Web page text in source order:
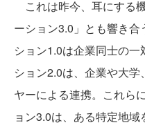
これは昨今、耳にする
ーション3.0」とも響き
ション1.0は企業同士の
ション2.0は、企業や大
ヤーによる連携。これら
ョン3.0は、ある特定地